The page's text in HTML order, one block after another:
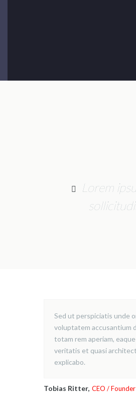
Lorem
Sed ut perspiciatis unde
voluptatem accusantium
totam rem aperiam,
veritatis et quasi
explicabo.
Tobias Ritter, CEO / Founder